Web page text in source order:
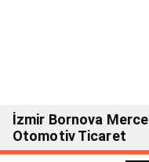
İzmir Bornova
Otomotiv Ticaret